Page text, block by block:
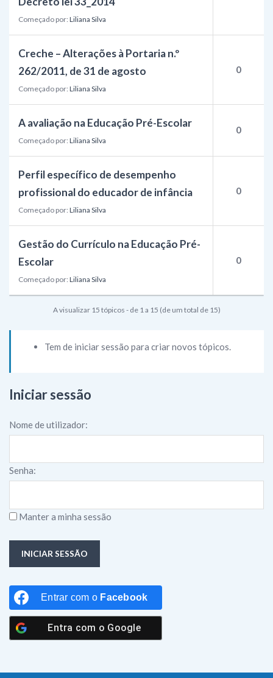
Começado por: Liliana Silva
Creche – Alterações à Portaria n.º
262/2011, de 31 de agosto
Começado por: Liliana Silva
0
A avaliação na Educação Pré-Escolar
Começado por: Liliana Silva
0
Perfil específico de desempenho
profissional do educador de infância
Começado por: Liliana Silva
0
Gestão do Currículo na Educação Pré-
Escolar
Começado por: Liliana Silva
0
A visualizar 15 tópicos - de 1 a 15 (de um total de 15)
Tem de iniciar sessão para criar novos tópicos.
Iniciar sessão
Nome de utilizador:
Senha:
Manter a minha sessão
INICIAR SESSÃO
Entrar com o Facebook
Entra com o Google